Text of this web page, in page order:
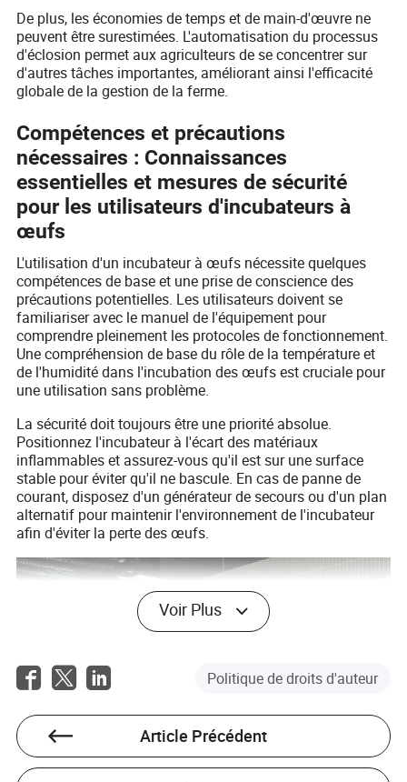
De plus, les économies de temps et de main-d'œuvre ne
peuvent être surestimées. L'automatisation du processus
d'éclosion permet aux agriculteurs de se concentrer sur
d'autres tâches importantes, améliorant ainsi l'efficacité
globale de la gestion de la ferme.
Compétences et précautions
nécessaires : Connaissances
essentielles et mesures de sécurité
pour les utilisateurs d'incubateurs à
œufs
L'utilisation d'un incubateur à œufs nécessite quelques
compétences de base et une prise de conscience des
précautions potentielles. Les utilisateurs doivent se
familiariser avec le manuel de l'équipement pour
comprendre pleinement les protocoles de fonctionnement.
Une compréhension de base du rôle de la température et
de l'humidité dans l'incubation des œufs est cruciale pour
une utilisation sans problème.
La sécurité doit toujours être une priorité absolue.
Positionnez l'incubateur à l'écart des matériaux
inflammables et assurez-vous qu'il est sur une surface
stable pour éviter qu'il ne bascule. En cas de panne de
courant, disposez d'un générateur de secours ou d'un plan
alternatif pour maintenir l'environnement de l'incubateur
afin d'éviter la perte des œufs.
Voir Plus
Politique de droits d'auteur
Article Précédent